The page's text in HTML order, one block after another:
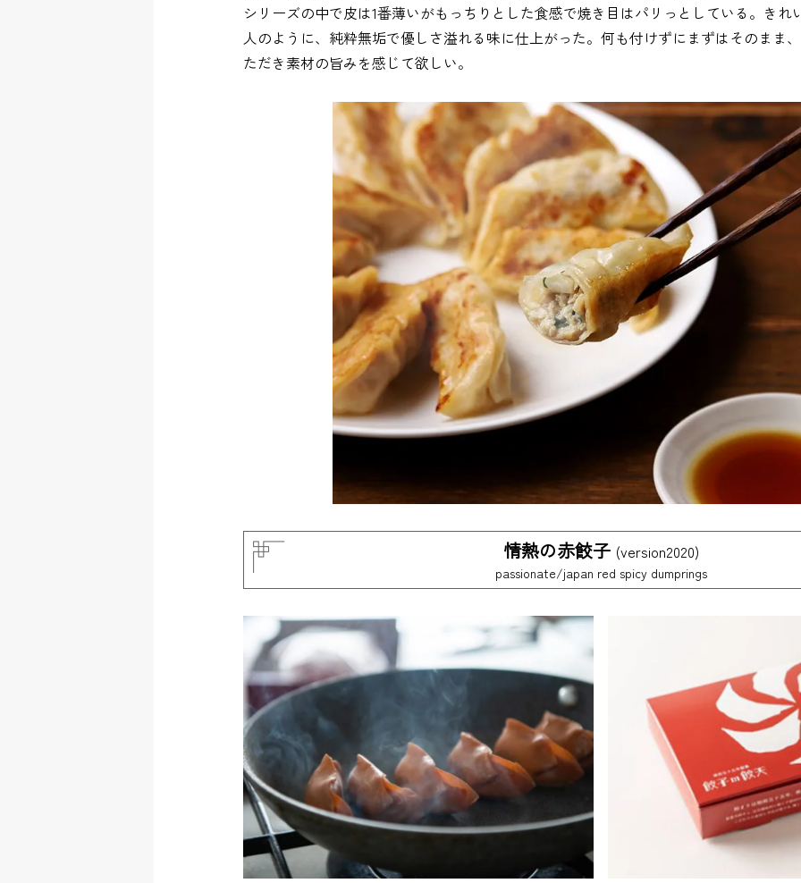
シリーズの中で皮は1番薄いがもっちりとした食感で焼き目はパリっとしている。きれ
人のように、純粋無垢で優しさ溢れる味に仕上がった。何も付けずにまずはそのまま
ただき素材の旨みを感じて欲しい。
情熱の赤餃子 (version2020)
passionate/japan red spicy dumprings